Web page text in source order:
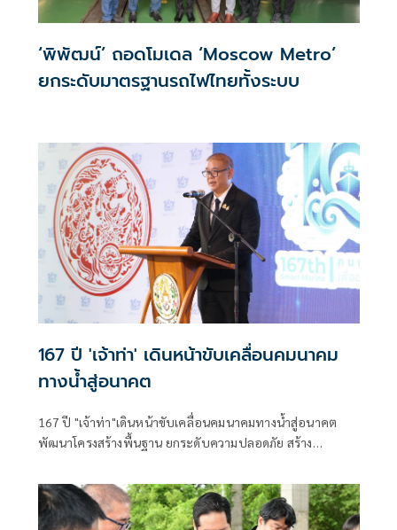
‘พิพัฒน์’ ถอดโมเดล ‘Moscow Metro’
ยกระดับมาตรฐานรถไฟไทยทั้งระบบ
167 ปี 'เจ้าท่า' เดินหน้าขับเคลื่อนคมนาคม
ทางน้ำสู่อนาคต
167 ปี "เจ้าท่า"เดินหน้าขับเคลื่อนคมนาคมทางน้ำสู่อนาคต
พัฒนาโครงสร้างพื้นฐาน ยกระดับความปลอดภัย สร้าง